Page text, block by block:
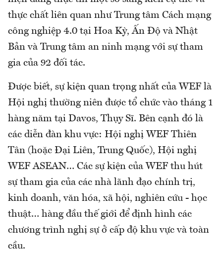
thực chất liên quan như Trung tâm Cách mạng
công nghiệp 4.0 tại Hoa Kỳ, Ấn Độ và Nhật
Bản và Trung tâm an ninh mạng với sự tham
gia của 92 đối tác.
Được biết, sự kiện quan trọng nhất của WEF là
Hội nghị thường niên được tổ chức vào tháng 1
hàng năm tại Davos, Thụy Sĩ. Bên cạnh đó là
các diễn đàn khu vực: Hội nghị WEF Thiên
Tân (hoặc Đại Liên, Trung Quốc), Hội nghị
WEF ASEAN… Các sự kiện của WEF thu hút
sự tham gia của các nhà lãnh đạo chính trị,
kinh doanh, văn hóa, xã hội, nghiên cứu - học
thuật… hàng đầu thế giới để định hình các
chương trình nghị sự ở cấp độ khu vực và toàn
cầu.